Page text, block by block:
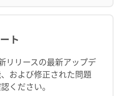
ト
リリースの最新アップデ
および修正された問題
ください。